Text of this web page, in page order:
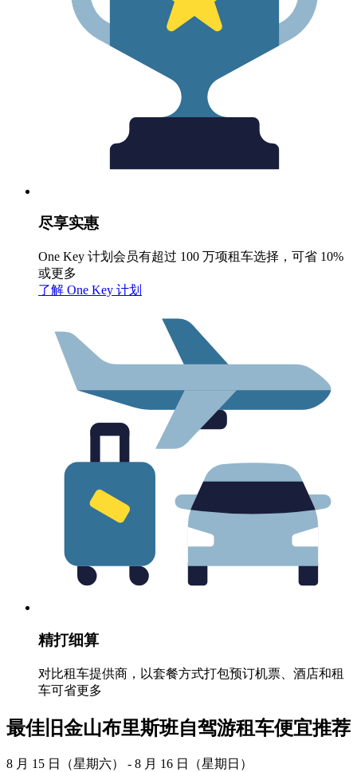
尽享实惠
One Key 计划会员有超过 100 万项租车选择，可省 10%
或更多
了解 One Key 计划
精打细算
对比租车提供商，以套餐方式打包预订机票、酒店和租
车可省更多
最佳旧金山布里斯班自驾游租车便宜推荐
8 月 15 日（星期六） - 8 月 16 日（星期日）